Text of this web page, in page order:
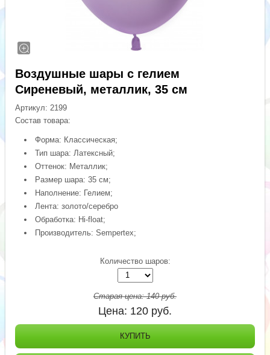
Воздушные шары с гелием
Сиреневый, металлик, 35 см
Артикул: 2199
Состав товара:
Форма: Классическая;
Тип шара: Латексный;
Оттенок: Металлик;
Размер шара: 35 см;
Наполнение: Гелием;
Лента: золото/серебро
Обработка: Hi-float;
Производитель: Sempertex;
Количество шаров:
Старая цена:140руб.
Цена: 120 руб.
КУПИТЬ